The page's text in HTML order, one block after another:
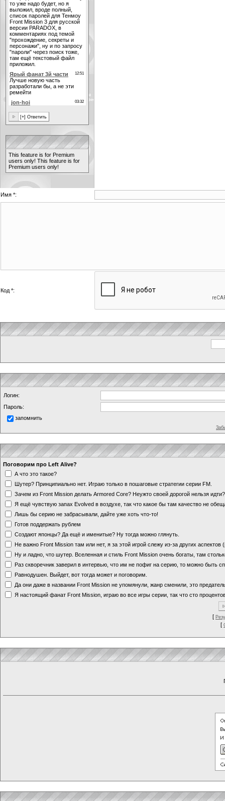
This feature is for Premium
users only! This feature is for
Premium users only!
Имя *:
Код *:
Логин:
Пароль:
запомнить
Поговорим про Left Alive?
А что это такое?
Шутер? Принципиально нет. Играю только в пошаговые стратегии серии FM.
Зачем из Front Mission делать Armored Core? Неужто своей дорогой нельзя
Я ещё чувствую запах Evolved в воздухе, так что какое бы там качество не
Лишь бы серию не забрасывали, дайте уже хоть что-то!
Готов поддержать рублем
Создают японцы? Да ещё и именитые? Ну тогда можно глянуть.
Не важно Front Mission там или нет, я за этой игрой слежу из-за других аспектов
Ну и ладно, что шутер. Вселенная и стиль Front Mission очень богаты, там
Раз скворечник заверил в интервью, что им не пофиг на серию, то можно быть
Равнодушен. Выйдет, вот тогда может и поговорим.
Да они даже в названии Front Mission не упомянули, жанр сменили, это
Я настоящий фанат Front Mission, играю во все игры серии, так что сто
[
[